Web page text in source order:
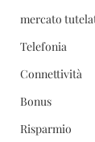
mercato
Telefonia
Connettività
Bonus
Risparmio